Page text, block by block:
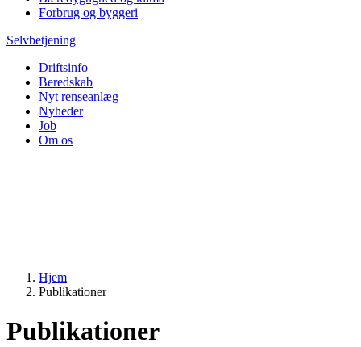
Forbrug og byggeri
Selvbetjening
Driftsinfo
Beredskab
Nyt renseanlæg
Nyheder
Job
Om os
Hjem
Publikationer
Publikationer